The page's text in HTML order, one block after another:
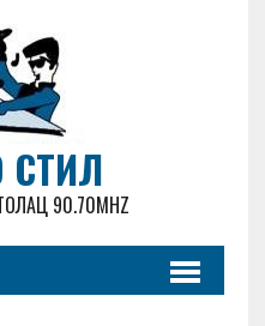
СТИЛ
90.70MHZ